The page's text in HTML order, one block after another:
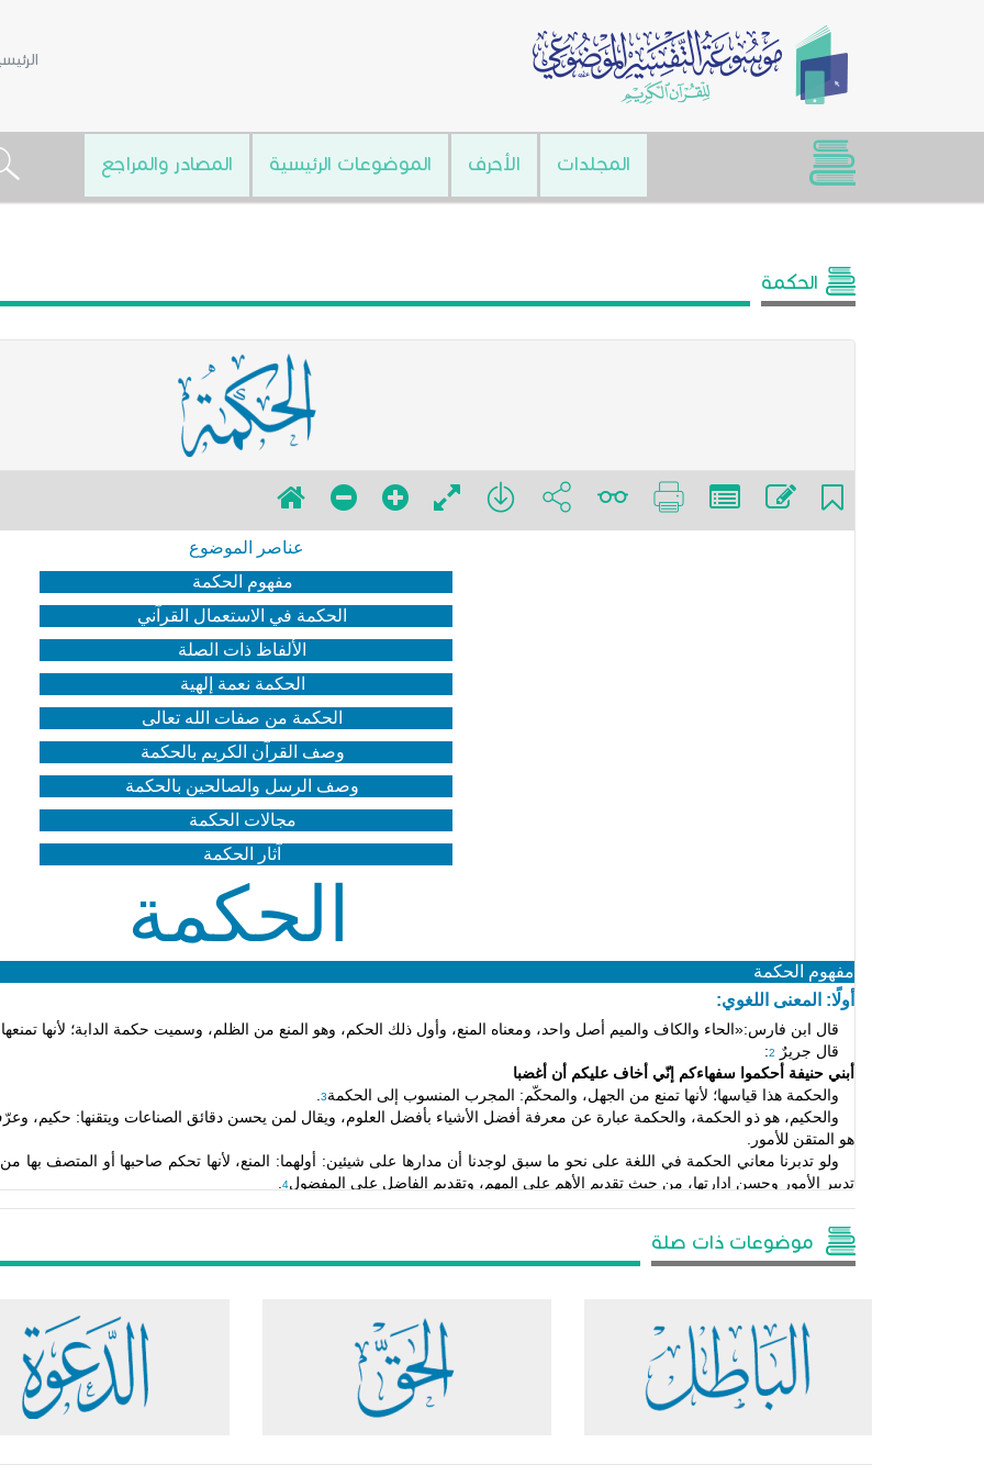
المجلدات الأحرف الموضوعات الرئيسية المصادر والمراجع
الحكمة
عناصر الموضوع
مفهوم الحكمة
الحكمة في الاستعمال القرآني
الألفاظ ذات الصلة
الحكمة نعمة إلهية
الحكمة من صفات الله تعالى
وصف القرآن الكريم بالحكمة
وصف الرسل والصالحين بالحكمة
مجالات الحكمة
آثار الحكمة
الحكمة
مفهوم الحكمة
أولًا: المعنى اللغوي:
قال ابن فارس:«الحاء والكاف والميم أصل واحد، ومعناه المنع، وأول ذلك الحكم، وهو المنع من الظلم، وسميت حكمة الدابة؛ لأنها
قال جريرٌ
2
:
أبني حنيفة أحكموا سفهاءكم إنّي أخاف عليكم أن أغضبا
والحكمة هذا قياسها؛ لأنها تمنع من الجهل، والمحكّم: المجرب المنسوب إلى الحكمة3
والحكيم، هو ذو الحكمة، والحكمة عبارة عن معرفة أفضل الأشياء بأفضل العلوم، ويقال لمن يحسن دقائق الصناعات ويتقنها: حكيم،
هو المتقن للأمور.
ولو تدبرنا معاني الحكمة في اللغة على نحو ما سبق لوجدنا أن مدارها على شيئين: أولهما: المنع، لأنها تحكم صاحبها أو المتصف بها
تدبير الأمور وحسن إدارتها، من حيث تقديم الأهم على المهم، وتقديم الفاضل على المفضول4
ثانيًا: المعنى الاصطلاحي:
للحكمة في الاصطلاح تعريفات عدة نختار منها ما يأتي:
أنّ الحكمة هي: «معرفة الحق والعمل به، والإصابة في القولوالعمل، وهذا لا يكون إلا بفهم القرآن، والفقه في شرائعالإسلام،
أنها «خروج نفس الإنسان إلى كمالها الممكن»
ومن التعريفات
المعاصرة للحكمة:
أ- أنها «العلوم النافعة والمعارف الصائبة، والعقول المسددة
، والألباب الرزينة، وإصابة الصواب في الأقوال والأفعال»
.
أنها:«القصد والاعتدال، وإدراك العلل والغايات، والبصيرة المستنيرة التي تهديه للصالح الصائب من الحركات والأعمال»9
.
ج- أنها«وضع الشيء
في موضعه»
موضوعات ذات صلة